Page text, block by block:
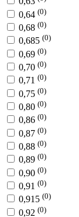
0,64 (0)
0,68 (0)
0,685 (0)
0,69 (0)
0,70 (0)
0,71 (0)
0,75 (0)
0,80 (0)
0,86 (0)
0,87 (0)
0,88 (0)
0,89 (0)
0,90 (0)
0,91 (0)
0,915 (0)
0,92 (0)